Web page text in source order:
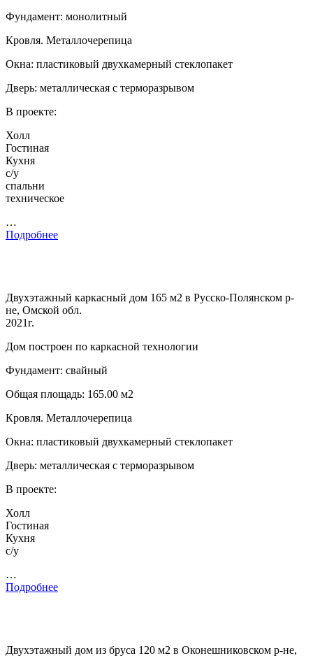
Фундамент: монолитный
Кровля. Металлочерепица
Окна: пластиковый двухкамерный стеклопакет
Дверь: металлическая с терморазрывом
В проекте:
Холл
Гостиная
Кухня
с/у
спальни
техническое
…
Подробнее
Двухэтажный каркасный дом 165 м2 в Русско-Полянском р-
не, Омской обл.
2021г.
Дом построен по каркасной технологии
Фундамент: свайный
Общая площадь: 165.00 м2
Кровля. Металлочерепица
Окна: пластиковый двухкамерный стеклопакет
Дверь: металлическая с терморазрывом
В проекте:
Холл
Гостиная
Кухня
с/у
…
Подробнее
Двухэтажный дом из бруса 120 м2 в Оконешниковском р-не,